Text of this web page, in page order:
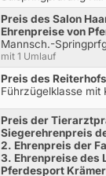
Preis des Salon
Ehrenpreise von
Mannsch.-
mit 1 Umlauf
Preis des
Führzügelklasse mit
Preis der
Siegerehrenpreis
2. Ehrenpreis der
3. Ehrenpreise des
Pferdesport Krämer